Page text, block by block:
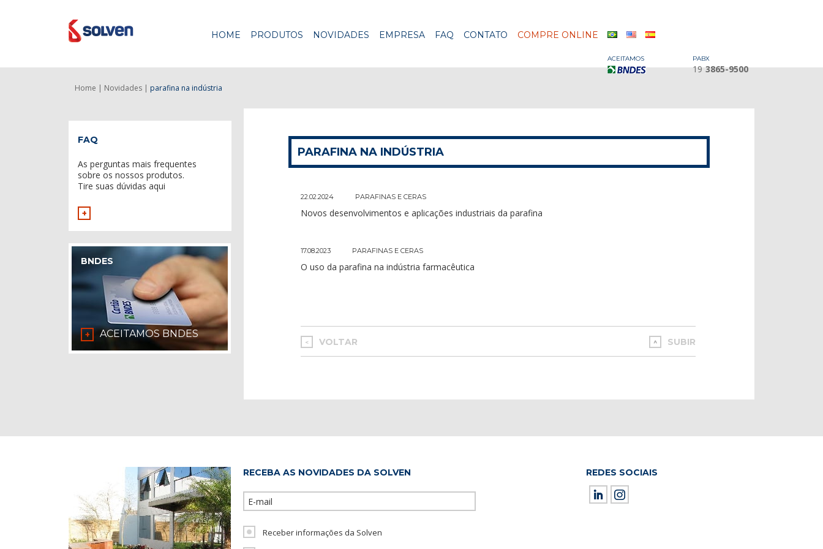
HOME PRODUTOS NOVIDADES EMPRESA FAQ CONTATO COMPRE ONLINE
ACEITAMOS PABX
19 3865-9500
Home | Novidades | parafina na indústria
FAQ
As perguntas mais frequentes
sobre os nossos produtos.
Tire suas dúvidas aqui
+
BNDES
+ ACEITAMOS BNDES
PARAFINA NA INDÚSTRIA
22.02.2024 PARAFINAS E CERAS
Novos desenvolvimentos e aplicações industriais da parafina
17.08.2023 PARAFINAS E CERAS
O uso da parafina na indústria farmacêutica
< VOLTAR SUBIR
RECEBA AS NOVIDADES DA SOLVEN
Receber informações da Solven
REDES SOCIAIS